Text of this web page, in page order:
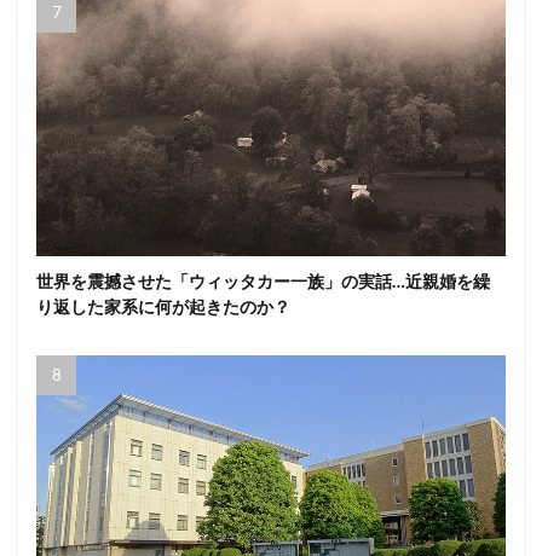
世界を震撼させた「ウィッタカー一族」の実話…近親婚を繰
り返した家系に何が起きたのか？